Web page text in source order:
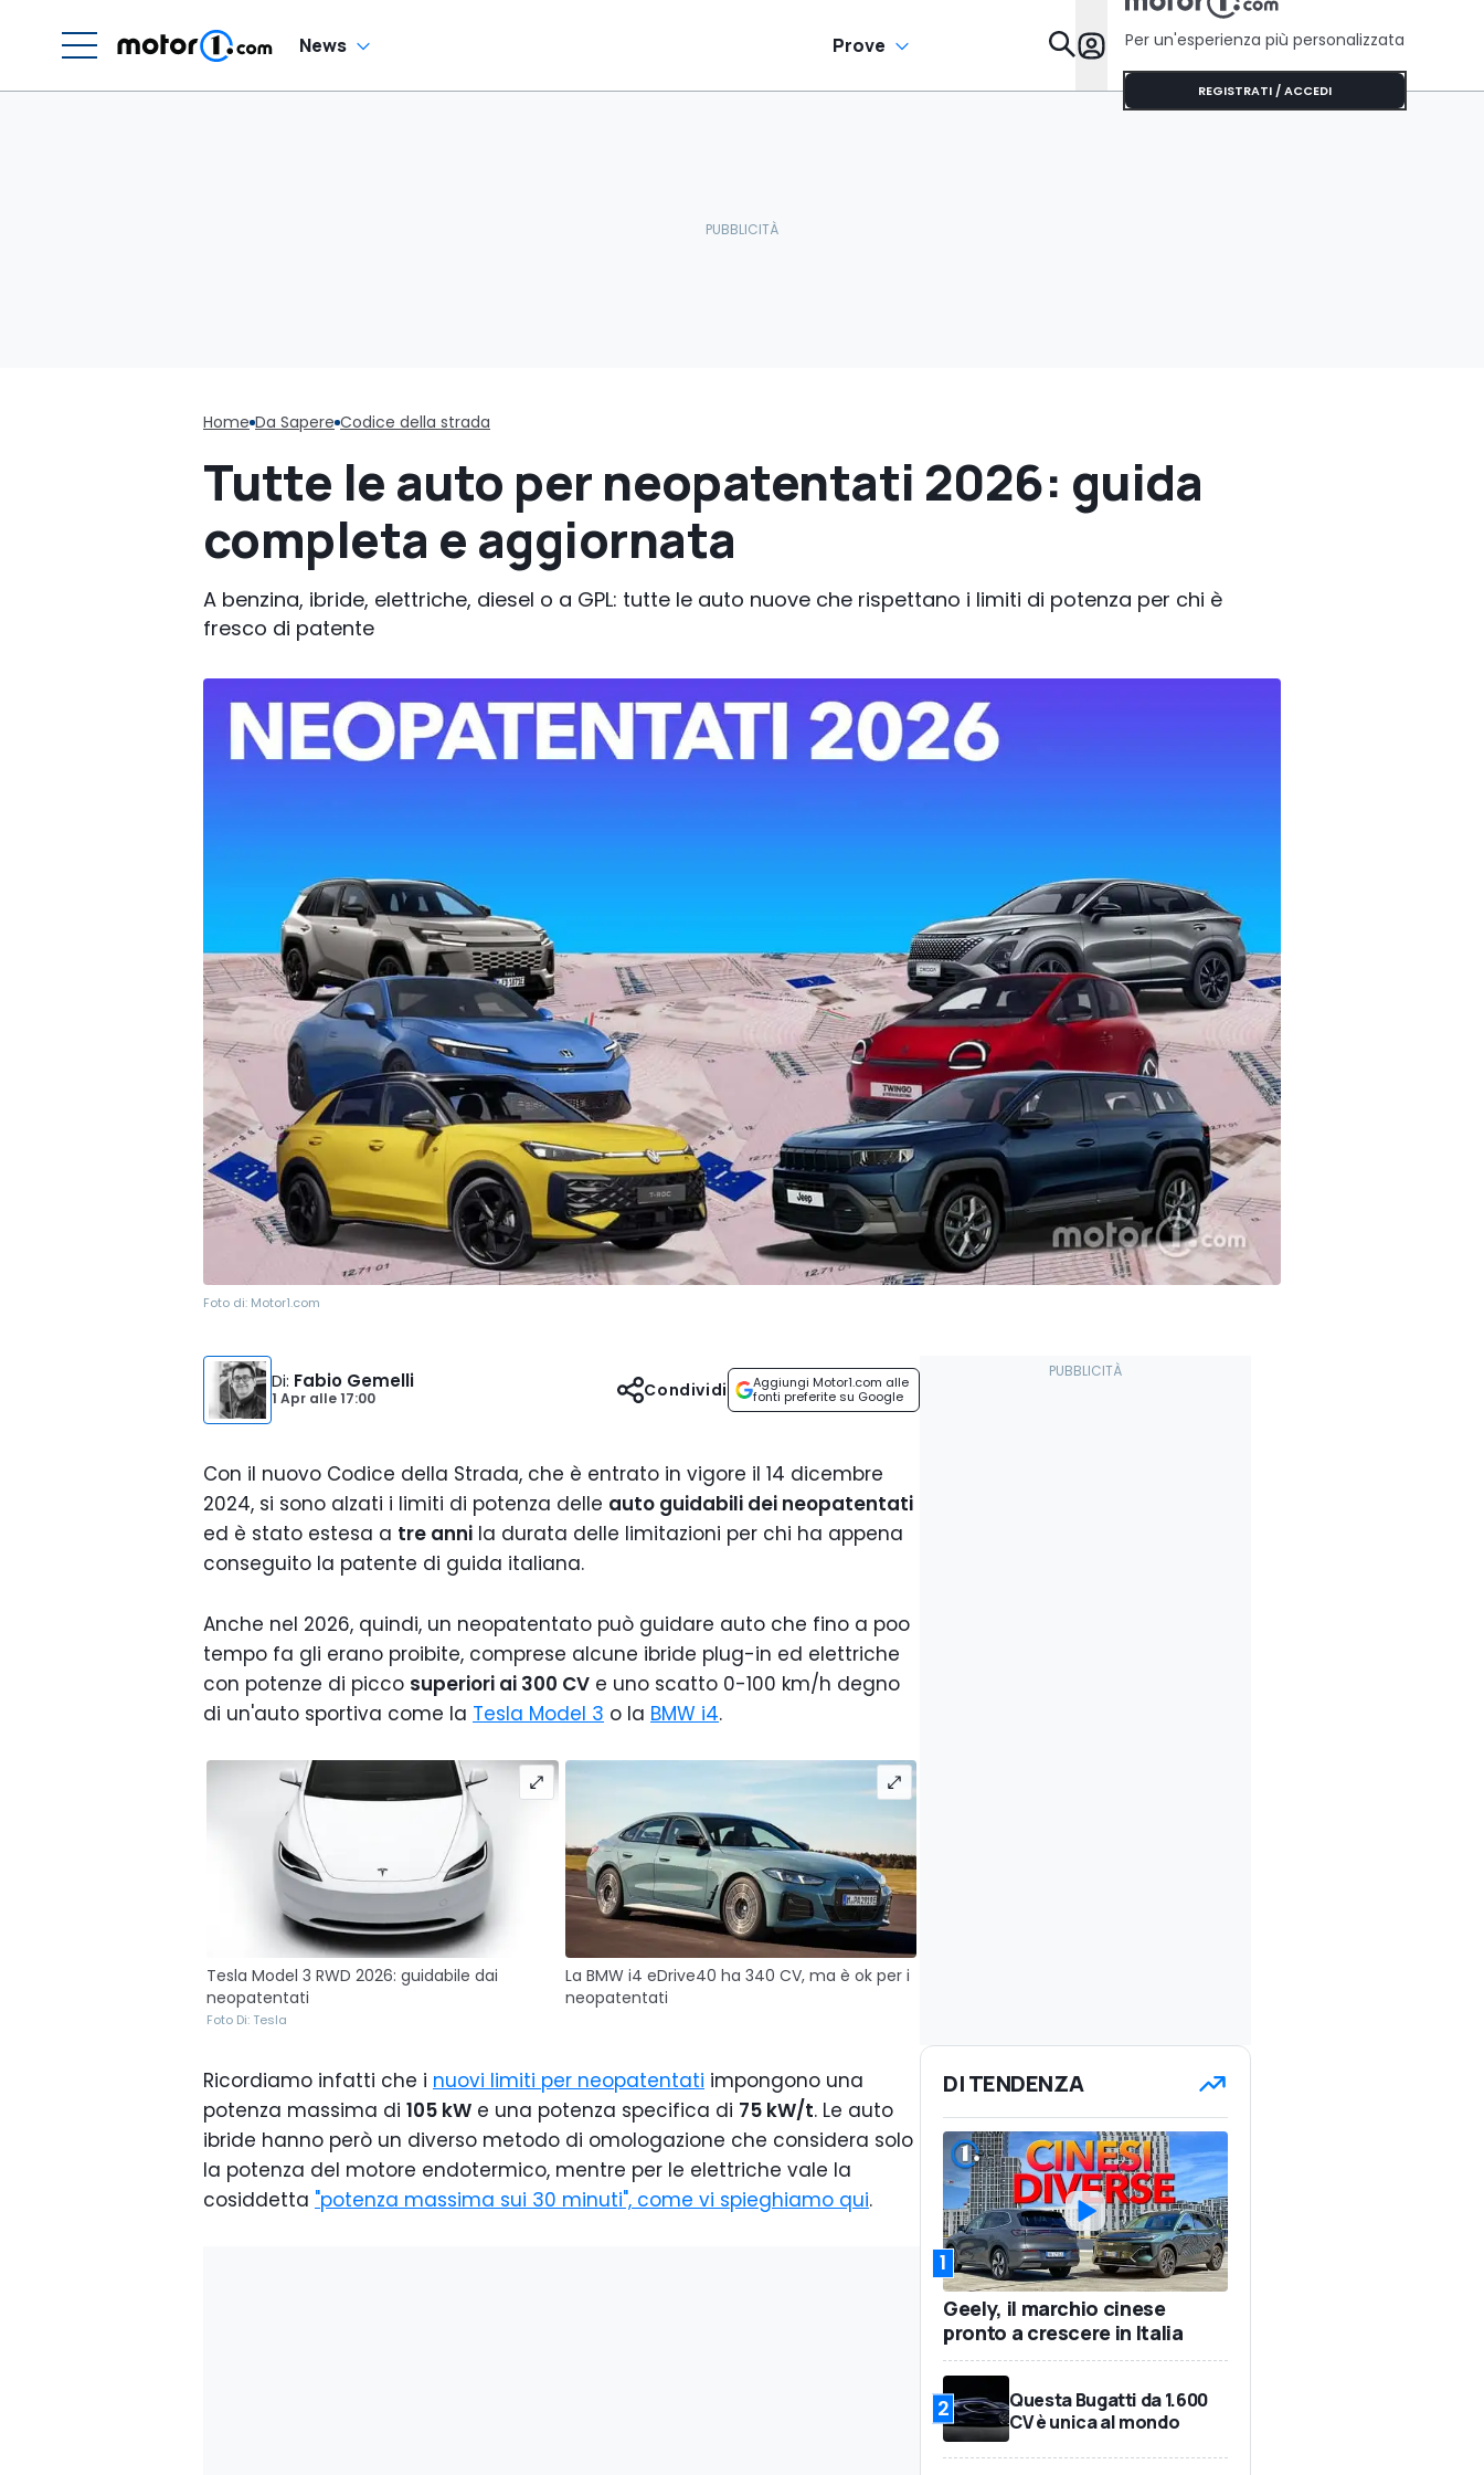
News Prove Da Sapere
Per un'esperienza più personalizzata
REGISTRATI / ACCEDI
Home Da Sapere Codice della strada
Tutte le auto per neopatentati 2026: guida
completa e aggiornata
A benzina, ibride, elettriche, diesel o a GPL: tutte le auto nuove che rispettano i limiti di potenza per chi è
fresco di patente
Foto di: Motor1.com
Di: Fabio Gemelli
1 Apr alle17:00
Aggiungi Motor1.com alle
fonti preferite su Google
Condividi
Con il nuovo Codice della Strada, che è entrato in vigore il 14 dicembre
2024, si sono alzati i limiti di potenza delle auto guidabili dei neopatentati
ed è stato estesa a tre anni la durata delle limitazioni per chi ha appena
conseguito la patente di guida italiana.
Anche nel 2026, quindi, un neopatentato può guidare auto che fino a poo
tempo fa gli erano proibite, comprese alcune ibride plug-in ed elettriche
con potenze di picco superiori ai 300 CV e uno scatto 0-100 km/h degno
di un'auto sportiva come la Tesla Model 3 o la BMW i4.
Tesla Model 3 RWD 2026: guidabile dai
neopatentati
Foto Di: Tesla
La BMW i4 eDrive40 ha 340 CV, ma è ok per i
neopatentati
Ricordiamo infatti che i nuovi limiti per neopatentati impongono una
potenza massima di 105 kW e una potenza specifica di 75 kW/t. Le auto
ibride hanno però un diverso metodo di omologazione che considera solo
la potenza del motore endotermico, mentre per le elettriche vale la
cosiddetta "potenza massima sui 30 minuti", come vi spieghiamo qui.
DI TENDENZA
1
Geely, il marchio cinese
pronto a crescere in Italia
2
Questa Bugatti da 1.600
CV è unica al mondo